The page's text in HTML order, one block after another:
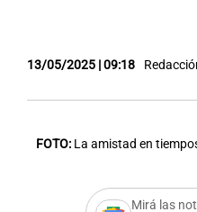
13/05/2025 | 09:18
FOTO: La amistad en
Mirá las